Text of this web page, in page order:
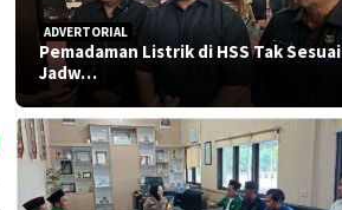
ADVERTORIAL
Pemadaman Listrik di HSS Tak Sesuai
Jadw…